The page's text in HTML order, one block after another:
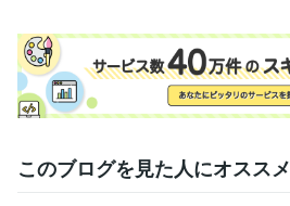
このブログを見た人にオススメ